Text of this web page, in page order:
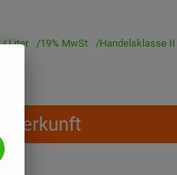
/ Liter 19% MwSt Handelsklasse II
Herkunft